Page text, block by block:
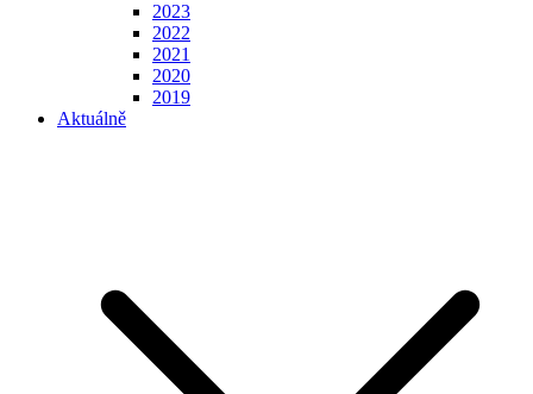
2023
2022
2021
2020
2019
Aktuálně